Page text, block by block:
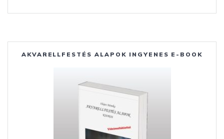
e
b
o
k
ss
e
n
er
er
e
st
za
m
e
AKVARELLFESTÉS ALAPOK INGYENES E-BOOK